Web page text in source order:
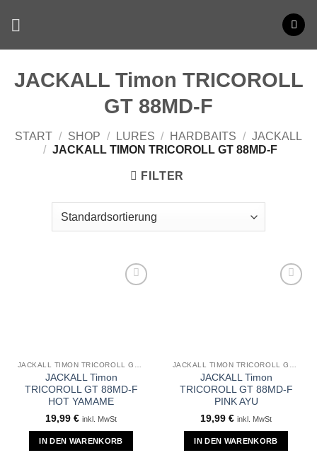
JACKALL Timon TRICOROLL
GT 88MD-F
START / SHOP / LURES / HARDBAITS / JACKALL
/ JACKALL TIMON TRICOROLL GT 88MD-F
FILTER
JACKALL TIMON TRICOROLL GT 88MD-F
JACKALL Timon
TRICOROLL GT 88MD-F
HOT YAMAME
19,99 € inkl. MwSt
IN DEN WARENKORB
JACKALL TIMON TRICOROLL GT 88MD-F
JACKALL Timon
TRICOROLL GT 88MD-F
PINK AYU
19,99 € inkl. MwSt
IN DEN WARENKORB